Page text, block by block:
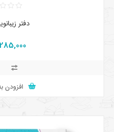
دفتر
285,000
افزودن